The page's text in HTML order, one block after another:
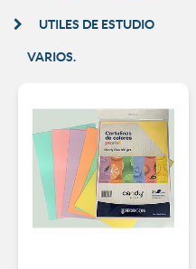
UTILES DE ESTUDIO
VARIOS.